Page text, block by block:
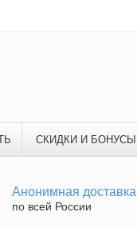
СКИДКИ И БОНУСЫ
Анонимная доставка
по всей России